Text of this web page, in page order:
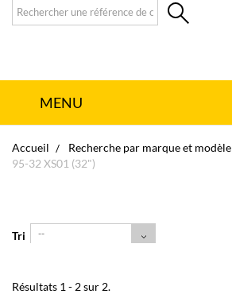
MENU
Accueil Recherche par marque et modèle
95-32 XS01 (32")
Tri --
Résultats 1 - 2 sur 2.